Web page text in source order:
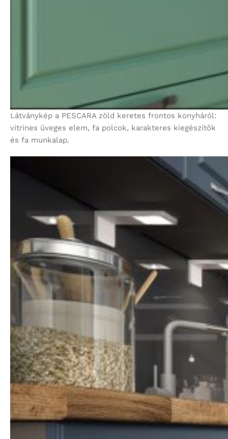
Látványkép a PESCARA zöld keretes frontos konyháról:
vitrines üveges elem, fa polcok, karakteres kiegészítők
és fa munkalap.